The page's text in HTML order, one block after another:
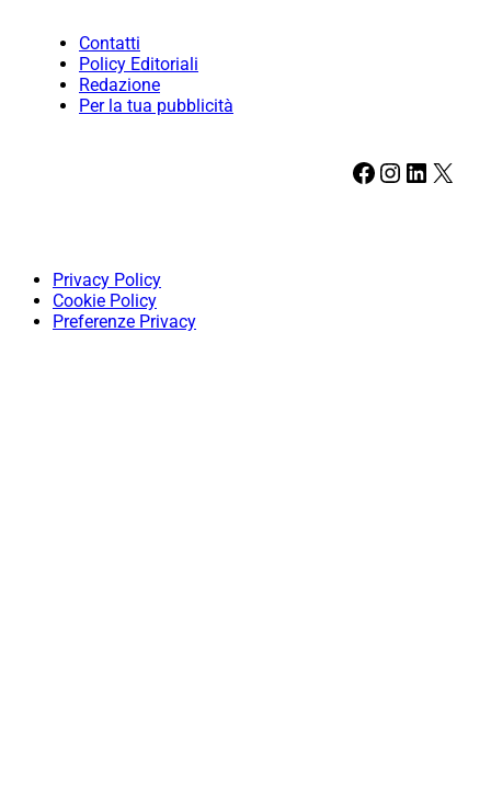
Contatti
Policy Editoriali
Redazione
Per la tua pubblicità
Facebook Instagram LinkedIn X
Privacy Policy
Cookie Policy
Preferenze Privacy